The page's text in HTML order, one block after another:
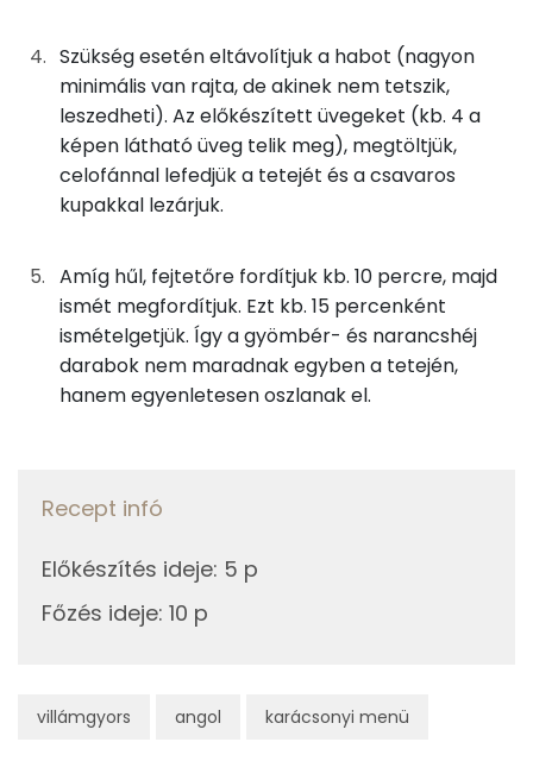
villámgyors angol karácsonyi menü
Lut-zea
Fehérje
Összesen
Zsír
Összesen
0.6 g
Telített zsírsav
0 g
Ásványi anyagok
Cink
Szükség esetén eltávolítjuk a habot (nagyon
minimális van rajta, de akinek nem tetszik,
leszedheti). Az előkészített üvegeket (kb. 4 a
képen látható üveg telik meg), megtöltjük,
celofánnal lefedjük a tetejét és a csavaros
kupakkal lezárjuk.
Amíg hűl, fejtetőre fordítjuk kb. 10 percre, majd
ismét megfordítjuk. Ezt kb. 15 percenként
ismételgetjük. Így a gyömbér- és narancshéj
darabok nem maradnak egyben a tetején,
hanem egyenletesen oszlanak el.
Recept infó
Előkészítés ideje: 5 p
Főzés ideje: 10 p